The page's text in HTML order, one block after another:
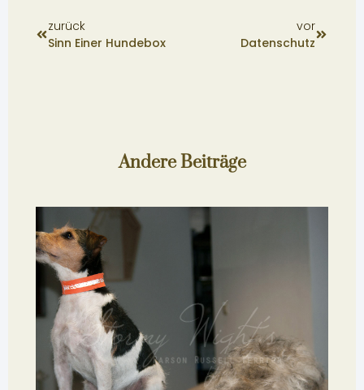
zurück
Sinn Einer Hundebox
vor
Datenschutz
Andere Beiträge